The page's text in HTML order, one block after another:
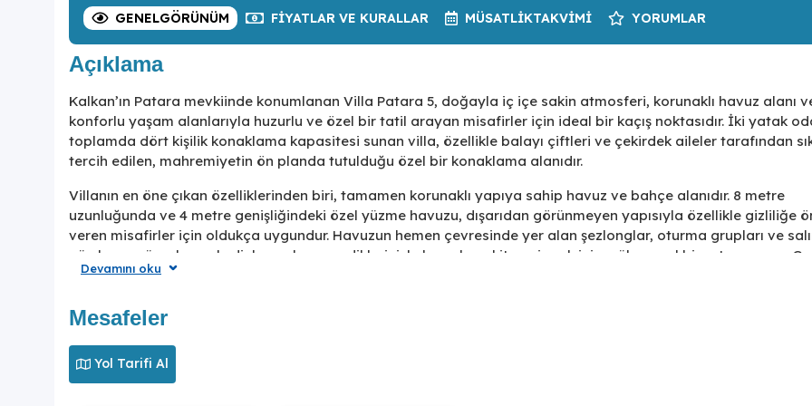
GENELGÖRÜNÜM FIYATLAR VE KURALLAR MÜSATLIKTAKVIMI YORUMLAR
Açıklama
Kalkan’ın Patara mevkiinde konumlanan Villa Patara 5, doğayla iç içe sakin atmosferi, korunaklı havuz alanı
konforlu yaşam alanlarıyla huzurlu ve özel bir tatil arayan misafirler için ideal bir kaçış noktasıdır. İki yatak
toplamda dört kişilik konaklama kapasitesi sunan villa, özellikle balayı çiftleri ve çekirdek aileler tarafından
tercih edilen, mahremiyetin ön planda tutulduğu özel bir konaklama alanıdır.
Villanın en öne çıkan özelliklerinden biri, tamamen korunaklı yapıya sahip havuz ve bahçe alanıdır. 8 metre
uzunluğunda ve 4 metre genişliğindeki özel yüzme havuzu, dışarıdan görünmeyen yapısıyla özellikle gizliliğe
veren misafirler için oldukça uygundur. Havuzun hemen çevresinde yer alan şezlonglar, oturma grupları ve
gün boyu güneşlenmek, dinlenmek ve sevdiklerinizle huzurlu vakit geçirmek için mükemmel bir ortam sunar.
bahçede yer alan barbekü alanı ise akşam yemeklerinizi doğa eşliğinde hazırlayıp keyifli sofralara
Villa Patara 5’in iç yapısı da dış alanla aynı ölçüde konfor ve estetik anlayışıyla tasarlanmıştır. Geniş cam
havuz terasına açılan konforlu oturma odası, gün ışığını maksimum düzeyde içeri alarak iç mekâna ferah bir
kazandırır. Oturma alanıyla entegre şekilde planlanan açık mutfak ise, tatil süresince tüm ihtiyaçlarınıza cevap
verecek şekilde donatılmıştır. Modern mutfak ekipmanları, yemek hazırlıklarınızı kolaylaştırırken, hem iç hem dış
Devamını oku
Mesafeler
Yol Tarifi Al